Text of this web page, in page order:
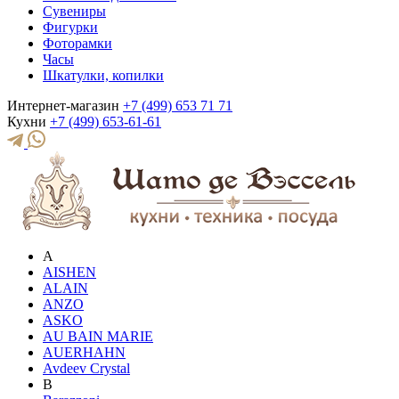
Сувениры
Фигурки
Фоторамки
Часы
Шкатулки, копилки
Интернет-магазин +7 (499) 653 71 71
Кухни +7 (499) 653-61-61
A
AISHEN
ALAIN
ANZO
ASKO
AU BAIN MARIE
AUERHAHN
Avdeev Crystal
B